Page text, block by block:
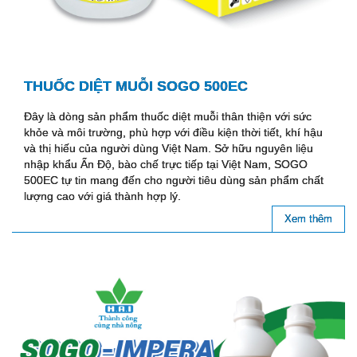
THUỐC DIỆT MUỖI SOGO 500EC
Đây là dòng sản phẩm thuốc diệt muỗi thân thiện với sức
khỏe và môi trường, phù hợp với điều kiện thời tiết, khí hậu
và thị hiếu của người dùng Việt Nam. Sở hữu nguyên liệu
nhập khẩu Ấn Độ, bào chế trực tiếp tại Việt Nam, SOGO
500EC tự tin mang đến cho người tiêu dùng sản phẩm chất
lượng cao với giá thành hợp lý.
Xem thêm